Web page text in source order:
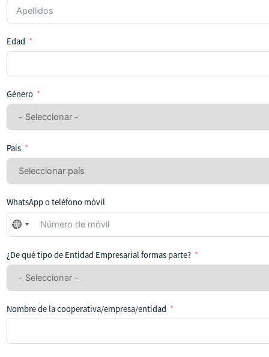
Edad
Género
País
WhatsApp o teléfono móvil
No
se
seleccionado
ningún
¿De qué tipo de Entidad Empresarial formas parte?
Nombre de la cooperativa/empresa/entidad